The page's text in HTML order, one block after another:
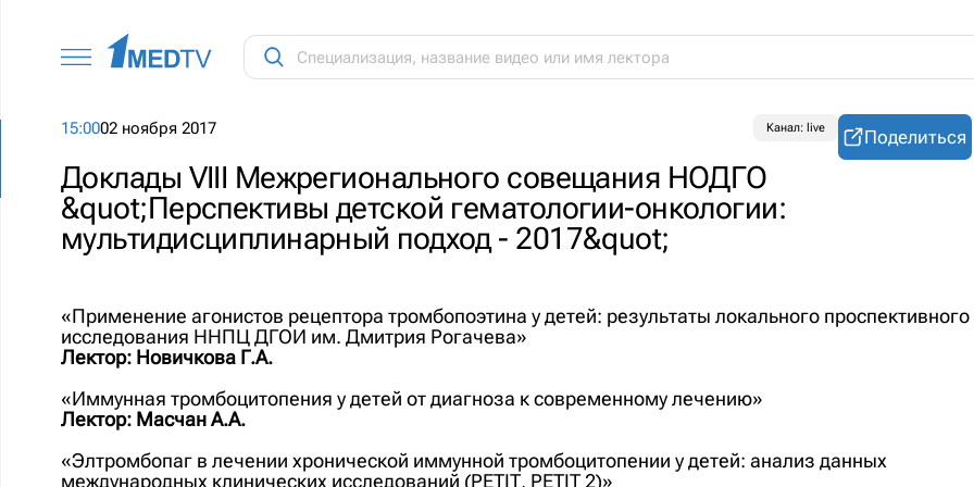
15:0002 ноября 2017 Канал: live
Доклады VIII Межрегионального совещания НОДГО
&quot;Перспективы детской гематологии-онкологии:
мультидисциплинарный подход - 2017&quot;
Поделиться
«Применение агонистов рецептора тромбопоэтина у детей: результаты локального проспективного
исследования ННПЦ ДГОИ им. Дмитрия Рогачева»
Лектор: Новичкова Г.А.
«Иммунная тромбоцитопения у детей от диагноза к современному лечению»
Лектор: Масчан А.А.
«Элтромбопаг в лечении хронической иммунной тромбоцитопении у детей: анализ данных
международных клинических исследований (PETIT, PETIT 2)»